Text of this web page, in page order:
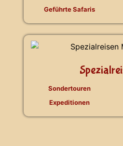
Geführte Safaris
Sondertouren
Expeditionen